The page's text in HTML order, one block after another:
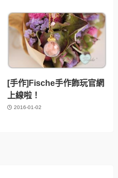
[手作]Fische手作飾玩官網
上線啦！
2016-01-02